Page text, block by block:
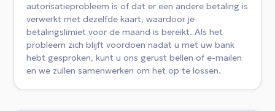
autorisatieprobleem is of dat er een andere betaling is
verwerkt met dezelfde kaart, waardoor je
betalingslimiet voor de maand is bereikt. Als het
probleem zich blijft voordoen nadat u met uw bank
hebt gesproken, kunt u ons gerust bellen of e-mailen
en we zullen samenwerken om het op te lossen.